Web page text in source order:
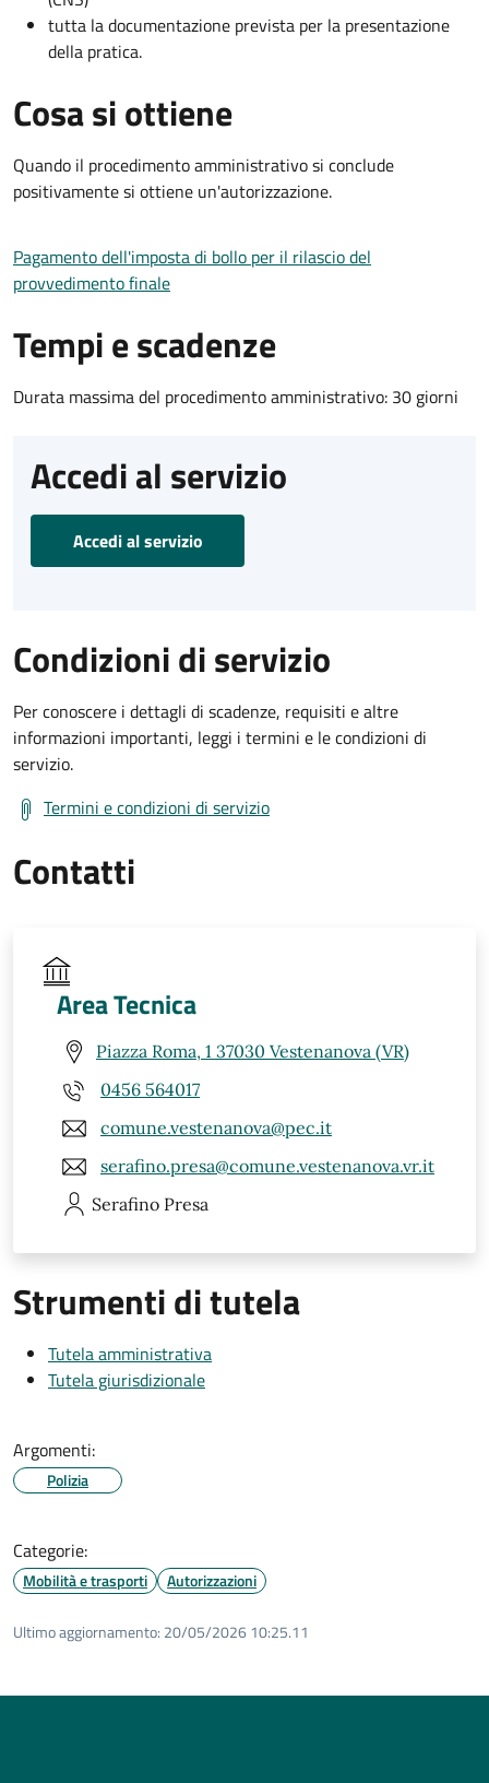
tutta la documentazione prevista per la presentazione
della pratica.
Cosa si ottiene
Quando il procedimento amministrativo si conclude
positivamente si ottiene un'autorizzazione.
Pagamento dell'imposta di bollo per il rilascio del
provvedimento finale
Tempi e scadenze
Durata massima del procedimento amministrativo: 30 giorni
Accedi al servizio
Accedi al servizio
Condizioni di servizio
Per conoscere i dettagli di scadenze, requisiti e altre
informazioni importanti, leggi i termini e le condizioni di
servizio.
Termini e condizioni di servizio
Contatti
Area Tecnica
Piazza Roma, 1 37030 Vestenanova (VR)
0456 564017
comune.vestenanova@pec.it
serafino.presa@comune.vestenanova.vr.it
Serafino Presa
Strumenti di tutela
Tutela amministrativa
Tutela giurisdizionale
Argomenti:
Polizia
Categorie:
Mobilità e trasporti Autorizzazioni
Ultimo aggiornamento: 20/05/2026 10:25.11